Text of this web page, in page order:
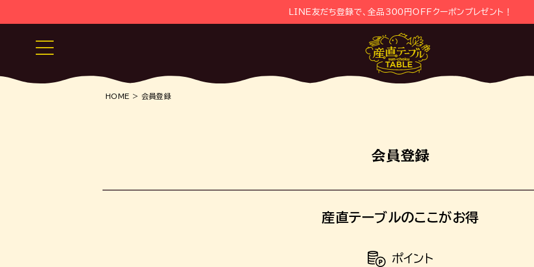
LINE友だち登録で、全品300円OFFクーポンプレゼント！
HOME 会員登録
会員登録
産直テーブルのここがお得
ポイント